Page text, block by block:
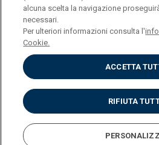
ENGLISH
Privacy
Accessibilità
Cookies
Impostazione Cookies
alcuna scelta la navigazione
necessari.
Per ulteriori informazioni consulta l'
Cookie.
ACCETTA
RIFIUTA